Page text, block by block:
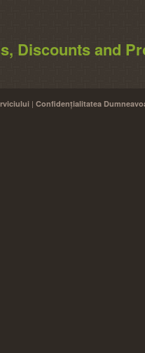
Discounts and
| Confidențialitatea